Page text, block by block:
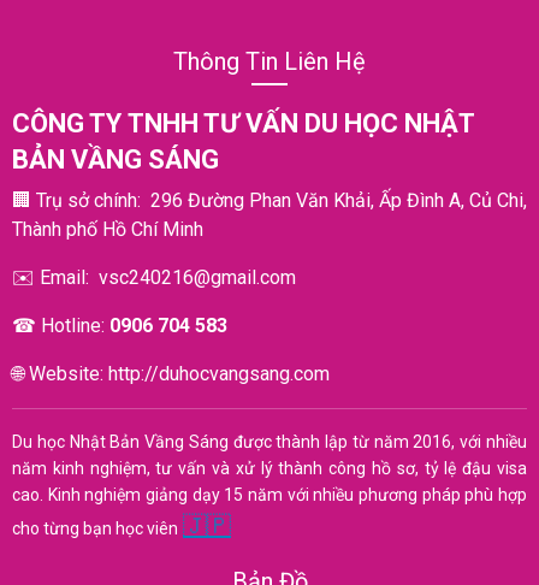
Thông Tin Liên Hệ
CÔNG TY TNHH TƯ VẤN DU HỌC NHẬT
BẢN VẦNG SÁNG
🏢 Trụ sở chính: 296 Đường Phan Văn Khải, Ấp Đình A, Củ Chi,
Thành phố Hồ Chí Minh
✉️ Email: vsc240216@gmail.com
☎︎ Hotline: 0906 704 583
🌐Website: http://duhocvangsang.com
Du học Nhật Bản Vầng Sáng được thành lập từ năm 2016, với nhiều
năm kinh nghiệm, tư vấn và xử lý thành công hồ sơ, tỷ lệ đậu visa
cao. Kinh nghiệm giảng dạy 15 năm với nhiều phương pháp phù hợp
cho từng bạn học viên 🇯🇵